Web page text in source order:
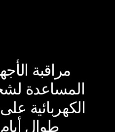
مراقبة
المساعدة
الكهربائية
طوال